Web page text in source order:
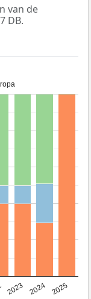
van de
DB.
2023 2024 2025